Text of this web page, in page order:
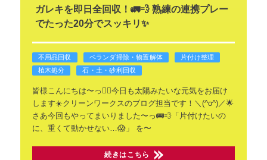
ガレキを即日全回収！🚛💨 熟練の連携プレー
でたった20分でスッキリ✨
不用品回収 ベランダ掃除・物置解体
片付け整理
植木処分
石・土・砂利回収
​皆様こんにちは〜っ🙂‍↕️今日も太陽みたいな元気をお届け
します☀️クリーンワークスのブログ担当です！＼(^o^)／🌟​
さあ今回もやってまいりました〜っ🚌💨​「片付けたいの
に、重くて動かせない…😱」
を〜
続きはこちら